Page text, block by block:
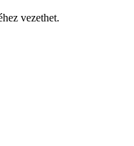
vezethet.